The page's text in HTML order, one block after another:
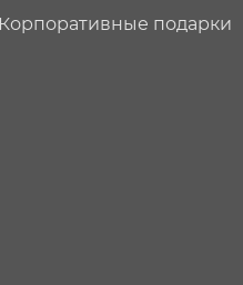
Корпоративные подарки